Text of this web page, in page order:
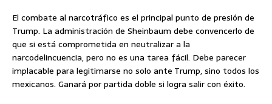
El combate al narcotráfico es el principal punto de presión de
Trump. La administración de Sheinbaum debe convencerlo de
que si está comprometida en neutralizar a la
narcodelincuencia, pero no es una tarea fácil. Debe parecer
implacable para legitimarse no solo ante Trump, sino todos los
mexicanos. Ganará por partida doble si logra salir con éxito.